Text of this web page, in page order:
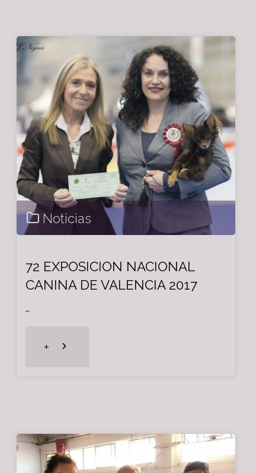
CANINA
ÁREA
DE
CATALUÑA.
MARTORELL
20/01/2018"
Noticias
72 EXPOSICION NACIONAL
CANINA DE VALENCIA 2017
…
+ "72
CANINA